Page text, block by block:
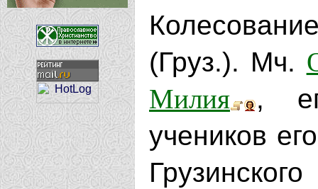
(Груз.). Мч.
Милия
,
учеников